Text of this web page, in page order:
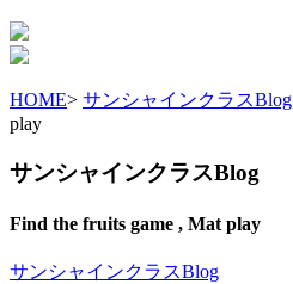
HOME> サンシャインクラスBlog
play
サンシャインクラスBlog
Find the fruits game , Mat play
サンシャインクラスBlog